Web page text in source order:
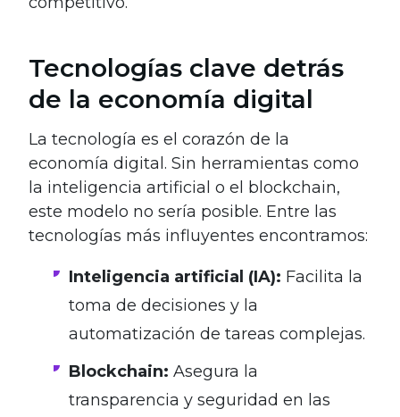
Tecnologías clave detrás
de la economía digital
La tecnología es el corazón de la
economía digital. Sin herramientas como
la inteligencia artificial o el blockchain,
este modelo no sería posible. Entre las
tecnologías más influyentes encontramos:
Inteligencia artificial (IA): Facilita la
toma de decisiones y la
automatización de tareas complejas.
Blockchain: Asegura la
transparencia y seguridad en las